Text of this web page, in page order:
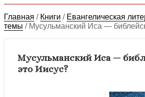
Главная / Книги / Евангелическая
темы / Мусульманский Иса —
Мусульманский Иса —
это Иисус?